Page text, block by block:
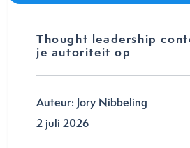
Thought leadership
je autoriteit op
Auteur: Jory Nibbeling
2 juli 2026